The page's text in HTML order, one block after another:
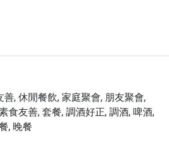
客與團體的理想用餐地。其豐富
鮮、精緻刺身、肥美泰國蝦及誘
餐到晚餐的多元需求。
折的專屬優惠。不論是品嚐豐富
都能以超值價格體驗多樣化的國際
您的曼谷美食之旅！
善, 休閒餐飲, 家庭聚會, 朋友聚會,
食友善, 套餐, 調酒好正, 調酒, 啤酒,
, 晚餐